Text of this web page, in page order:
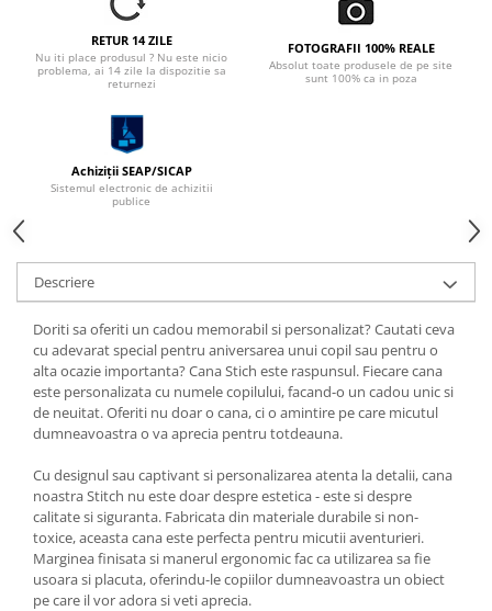
RETUR 14 ZILE
Nu iti place produsul ? Nu este nicio
problema, ai 14 zile la dispozitie sa
returnezi
FOTOGRAFII 100% REALE
Absolut toate produsele de pe site
sunt 100% ca in poza
Achiziții SEAP/SICAP
Sistemul electronic de achizitii
publice
Descriere
Doriti sa oferiti un cadou memorabil si personalizat? Cautati ceva
cu adevarat special pentru aniversarea unui copil sau pentru o
alta ocazie importanta? Cana Stich este raspunsul. Fiecare cana
este personalizata cu numele copilului, facand-o un cadou unic si
de neuitat. Oferiti nu doar o cana, ci o amintire pe care micutul
dumneavoastra o va aprecia pentru totdeauna.
Cu designul sau captivant si personalizarea atenta la detalii, cana
noastra Stitch nu este doar despre estetica - este si despre
calitate si siguranta. Fabricata din materiale durabile si non-
toxice, aceasta cana este perfecta pentru micutii aventurieri.
Marginea finisata si manerul ergonomic fac ca utilizarea sa fie
usoara si placuta, oferindu-le copiilor dumneavoastra un obiect
pe care il vor adora si veti aprecia.